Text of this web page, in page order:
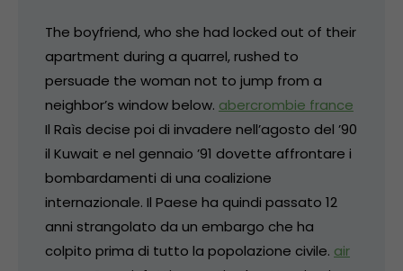
The boyfriend, who she had locked out of their
apartment during a quarrel, rushed to
persuade the woman not to jump from a
neighbor’s window below. abercrombie france
Il Raìs decise poi di invadere nell’agosto del ’90
il Kuwait e nel gennaio ’91 dovette affrontare i
bombardamenti di una coalizione
internazionale. Il Paese ha quindi passato 12
anni strangolato da un embargo che ha
colpito prima di tutto la popolazione civile. air